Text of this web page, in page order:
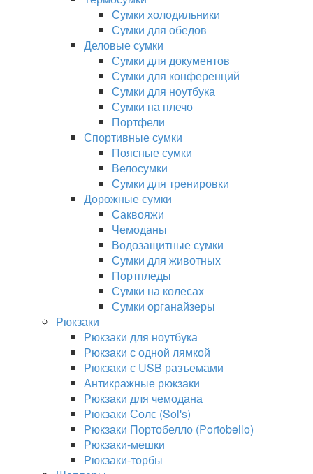
Сумки холодильники
Сумки для обедов
Деловые сумки
Сумки для документов
Сумки для конференций
Сумки для ноутбука
Сумки на плечо
Портфели
Спортивные сумки
Поясные сумки
Велосумки
Сумки для тренировки
Дорожные сумки
Саквояжи
Чемоданы
Водозащитные сумки
Сумки для животных
Портпледы
Сумки на колесах
Сумки органайзеры
Рюкзаки
Рюкзаки для ноутбука
Рюкзаки с одной лямкой
Рюкзаки с USB разъемами
Антикражные рюкзаки
Рюкзаки для чемодана
Рюкзаки Солс (Sol's)
Рюкзаки Портобелло (Portobello)
Рюкзаки-мешки
Рюкзаки-торбы